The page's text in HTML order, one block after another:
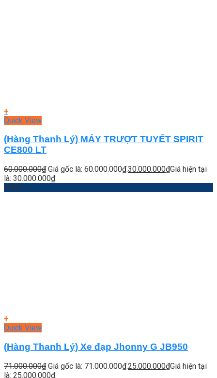
+
Quick View
(Hàng Thanh Lý) MÁY TRƯỢT TUYẾT SPIRIT
CE800 LT
60.000.000₫ Giá gốc là: 60.000.000₫.30.000.000₫Giá hiện tại
là: 30.000.000₫.
-65%
+
Quick View
(Hàng Thanh Lý) Xe đạp Jhonny G JB950
71.000.000₫ Giá gốc là: 71.000.000₫.25.000.000₫Giá hiện tại
là: 25.000.000₫.